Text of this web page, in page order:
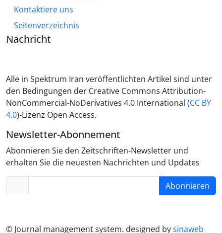
Kontaktiere uns
Seitenverzeichnis
Nachricht
Alle in Spektrum Iran veröffentlichten Artikel sind unter
den Bedingungen der Creative Commons Attribution-
NonCommercial-NoDerivatives 4.0 International (CC BY
4.0)-Lizenz Open Access.
Newsletter-Abonnement
Abonnieren Sie den Zeitschriften-Newsletter und
erhalten Sie die neuesten Nachrichten und Updates
Abonnieren
© Journal management system. designed bysinaweb